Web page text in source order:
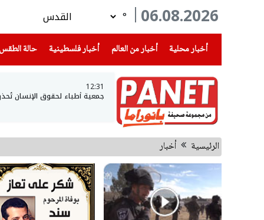
06.08.2026
°
أخبار محلية
(current) أخبار من العالم أخبار فلسطينية(current) حالة الطقس
12:31
جمعية أطباء لحقوق الإنسان
الرئيسية أخبار